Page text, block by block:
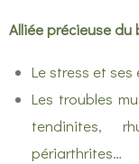
Alliée précieuse du
Le stress et ses
Les troubles
tendinites,
périarthrites…